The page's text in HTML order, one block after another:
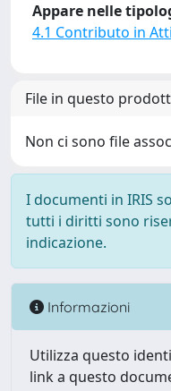
Appare nelle
4.1 Contributo in
File in questo
Non ci sono file
I documenti in IRIS
tutti i diritti sono
indicazione.
Informazioni
Utilizza questo
link a questo